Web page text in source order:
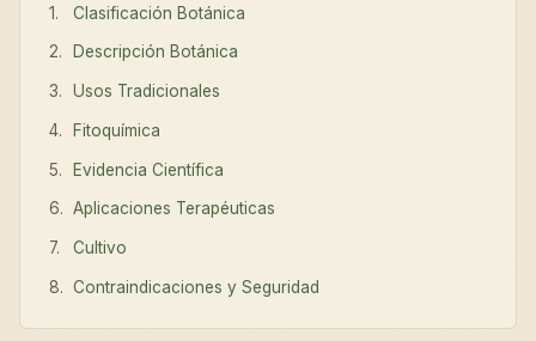
Clasificación Botánica
Descripción Botánica
Usos Tradicionales
Fitoquímica
Evidencia Científica
Aplicaciones Terapéuticas
Cultivo
Contraindicaciones y Seguridad